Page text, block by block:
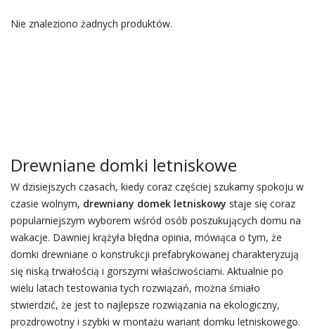
Nie znaleziono żadnych produktów.
Drewniane domki letniskowe
W dzisiejszych czasach, kiedy coraz częściej szukamy spokoju w
czasie wolnym, drewniany domek letniskowy staje się coraz
popularniejszym wyborem wśród osób poszukujących domu na
wakacje. Dawniej krążyła błędna opinia, mówiąca o tym, że
domki drewniane o konstrukcji prefabrykowanej charakteryzują
się niską trwałością i gorszymi właściwościami. Aktualnie po
wielu latach testowania tych rozwiązań, można śmiało
stwierdzić, że jest to najlepsze rozwiązania na ekologiczny,
prozdrowotny i szybki w montażu wariant domku letniskowego.